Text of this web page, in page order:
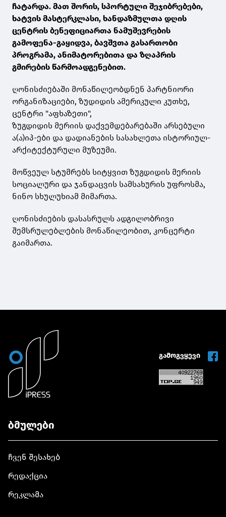
ჩატარდა. მათ შორის, სპორტული შეჯიბრებები,
ხატვის მასტერკლასი, ხანდაზმულთა დღის
ცენტრის ბენეფიციართა ნამუშევრების
გამოფენა-გაყიდვა, ბავშვთა გასართობი
პროგრამა, ანიმატორებითა და ზღაპრის
გმირების წარმოადგენებით.
ღონისძიებაში მონაწილეობდნენ პარტნიორი
ორგანიზაციები, ზუდიდის ამერიკული კუთხე,
ცენტრი "აფხაზეთი",
ზუგდიდის მერიის დაქვემდებარებაში არსებული
ა(ა)იპ-ები და დადიანების სასახლეთა ისტორიულ-
არქიტექტურული მუზეუმი.
მოწვეულ სტუმრებს სიტყვით ზუგდიდის მერიის
სოციალური და ჯანდაცვის სამსახურის უფროსმა,
ნინო სხულუხიამ მიმართა.
ღონისძიების დასასრულს ადგილობრივი
შემსრულებლების მონაწილეობით, კონცერტი
გაიმართა.
გამოგვყევი
ბმულები
ჩვენ შესახებ
რედაქცია
რეკლამა